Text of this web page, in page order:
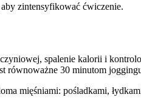
zintensyfikować ćwiczenie.
spalenie kalorii i
równoważne 30 minutom
mięśniami: pośladkami,